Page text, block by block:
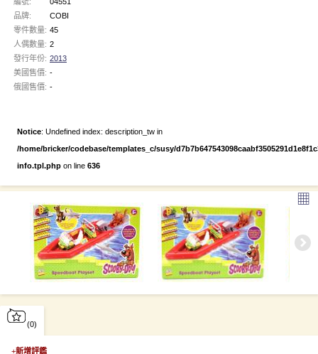
品牌:
COBI
零件數量: 45
人偶數量: 2
發行年份: 2013
美國售價: -
俄國售價: -
Notice: Undefined index: description_tw in
/home/bricker/codebase/templates_c/susy/
info.tpl.php on line 636
▦
(0)
+新增評鑑